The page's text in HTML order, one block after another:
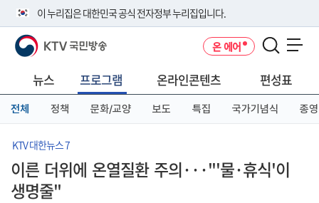
이 누리집은 대한민국 공식 전자정부 누리집입니다.
공식 누리집 주소 확인하기
니다.
이밖에 or.kr 또는 .kr등 다른 도메인 주소를 사용하고 있다면 아래 URL에
서 도메인 주소를 확인해 보세요
KTV 국민방송 온 에어
뉴스 프로그램 온라인콘텐츠 편성표
전체 정책 문화/교양 보도 특집 국가기념식 종영
KTV 대한뉴스 7
이른 더위에 온열질환 주의···"'물·휴식'이
생명줄"